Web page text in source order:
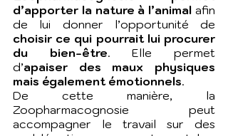
d’apporter la nature à l’animal afin
de lui donner l’opportunité de
choisir ce qui pourrait lui procurer
du bien-être. Elle permet
d’apaiser des maux physiques
mais également émotionnels.
De cette manière, la
Zoopharmacognosie peut
accompagner le travail sur des